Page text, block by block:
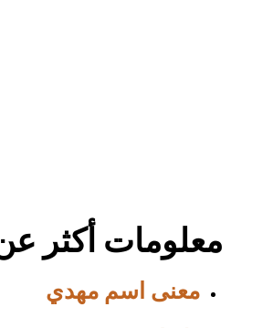
معلومات أكثر
معنى اسم مهدي